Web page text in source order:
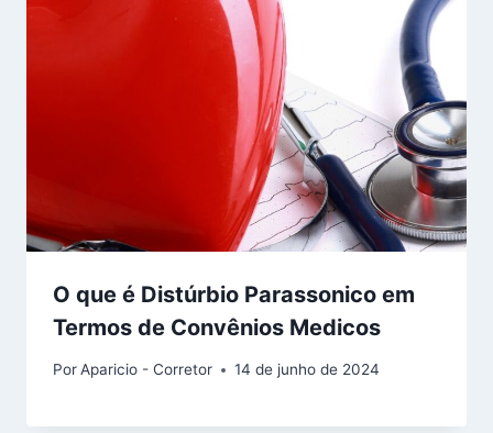
O que é Distúrbio Parassonico em
Termos de Convênios Medicos
PorAparicio - Corretor 14 de junho de 2024